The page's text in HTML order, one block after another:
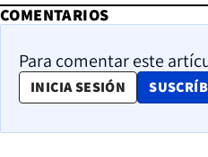
COMENTARIOS
Para comentar este
INICIA SESIÓN OPENS